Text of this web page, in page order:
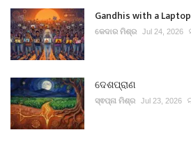
Gandhis with a Laptop
କେଦାର ମିଶ୍ର Jul 24, 2026
ଦେଶପ୍ରାଣ
ସ୍ଵପ୍ନା ମିଶ୍ର Jul 23, 2026